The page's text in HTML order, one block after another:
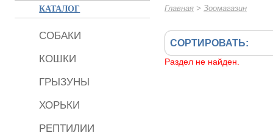
Главная> Зоомагазин
СОРТИРОВАТЬ:
Раздел не найден.
КАТАЛОГ
СОБАКИ
КОШКИ
ГРЫЗУНЫ
ХОРЬКИ
РЕПТИЛИИ